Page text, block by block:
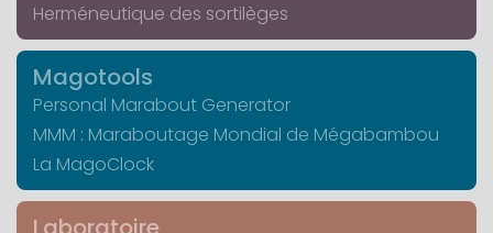
Herméneutique des sortilèges
Magotools
Personal Marabout Generator
MMM : Maraboutage Mondial de Mégabambou
La MagoClock